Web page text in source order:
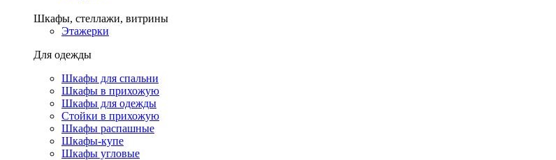
Шкафы, стеллажи, витрины
Этажерки
Для одежды
Шкафы для спальни
Шкафы в прихожую
Шкафы для одежды
Стойки в прихожую
Шкафы распашные
Шкафы-купе
Шкафы угловые